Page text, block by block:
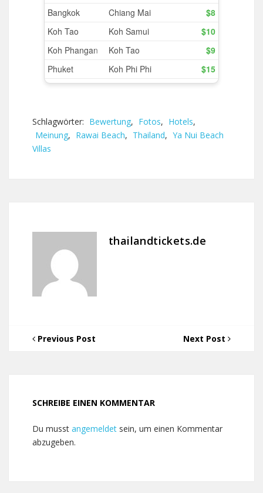
Schlagwörter: Bewertung, Fotos, Hotels,
Meinung, Rawai Beach, Thailand, Ya Nui Beach
Villas
thailandtickets.de
Previous Post Next Post
SCHREIBE EINEN KOMMENTAR
Du musst angemeldet sein, um einen Kommentar
abzugeben.